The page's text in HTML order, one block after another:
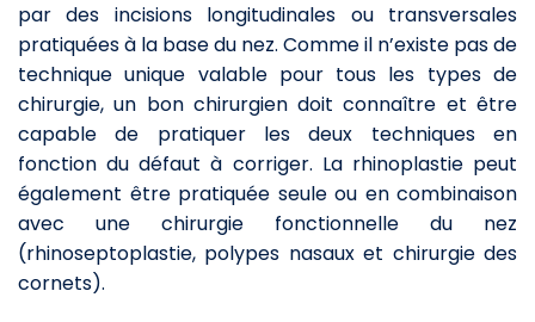
par des incisions longitudinales ou transversales
pratiquées à la base du nez. Comme il n’existe pas de
technique unique valable pour tous les types de
chirurgie, un bon chirurgien doit connaître et être
capable de pratiquer les deux techniques en
fonction du défaut à corriger. La rhinoplastie peut
également être pratiquée seule ou en combinaison
avec une chirurgie fonctionnelle du nez
(rhinoseptoplastie, polypes nasaux et chirurgie des
cornets).